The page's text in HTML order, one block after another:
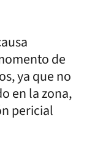
de
ya que no
en la zona,
pericial